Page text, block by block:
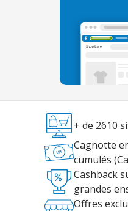
+ de 2610
Cagnotte
cumulés
Cashback
grandes
Offres